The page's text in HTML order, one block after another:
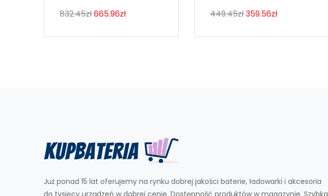
832.45zł665.96zł
449.45zł359.56zł
Już ponad 15 lat oferujemy na rynku dobrej jakości baterie, ładowarki i akcesoria
do tysięcy urządzeń w dobrej cenie. Dostępność produktów w magazynie. Szybka